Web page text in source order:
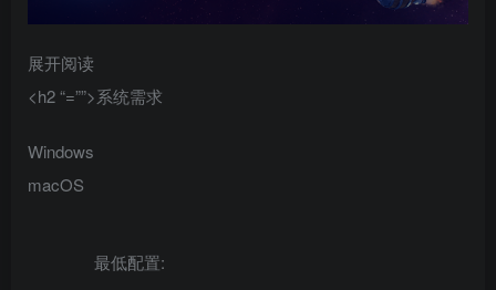
展开阅读
<h2 “=””>系统需求
Windows
macOS
最低配置: